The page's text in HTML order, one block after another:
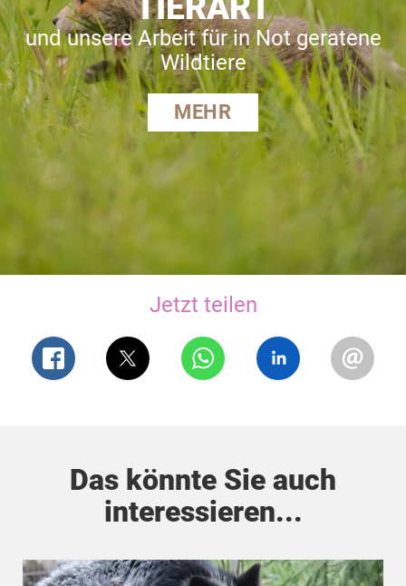
TIERART
und unsere Arbeit für in Not geratene
Wildtiere
MEHR
Jetzt teilen
Das könnte Sie auch
interessieren...